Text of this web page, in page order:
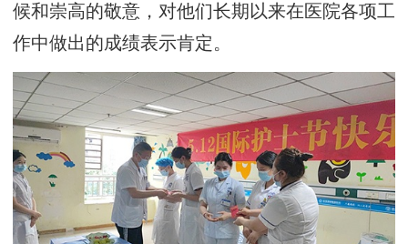
候和崇高的敬意，对他们长期以来在医院各项工
作中做出的成绩表示肯定。